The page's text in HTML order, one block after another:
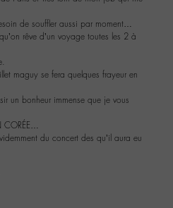
de souffler aussi par moment…
rêve d’un voyage toutes les 2 à
maguy se fera quelques frayeur en
un bonheur immense que je vous
CORÉE…
du concert des qu’il aura eu